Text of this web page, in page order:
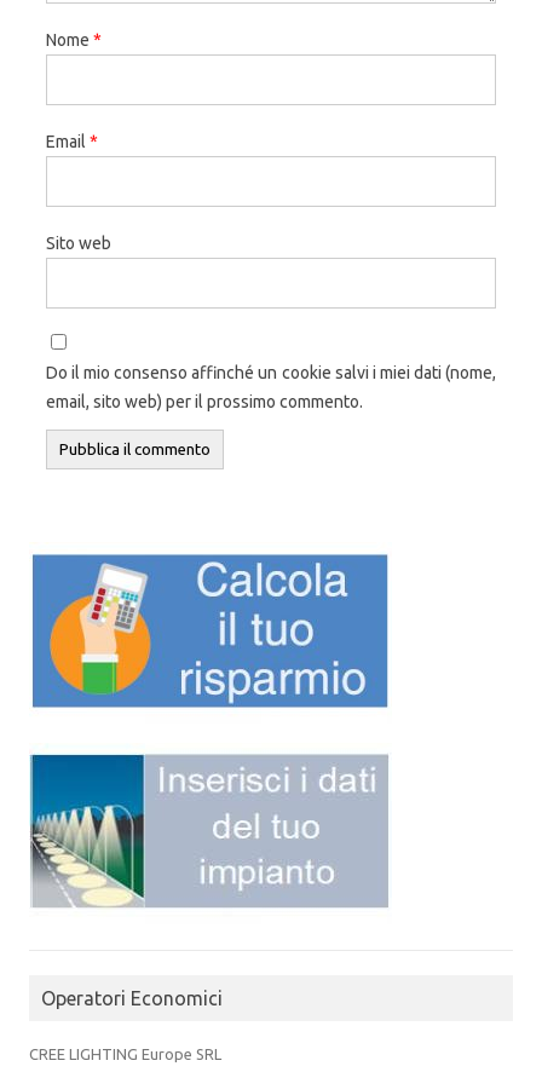
Nome *
Email *
Sito web
Do il mio consenso affinché un cookie salvi i miei dati (nome,
email, sito web) per il prossimo commento.
Operatori Economici
CREE LIGHTING Europe SRL